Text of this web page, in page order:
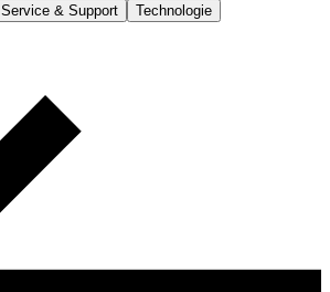
Service & Support Technologie